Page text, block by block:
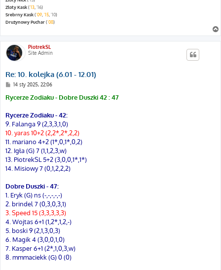
Złoty Kask('13 '16)
Srebrny Kask('09 '15 '10)
Drużynowy Puchar('08)
PiotrekSL
Site Admin
Re: 10. kolejka (6.01 - 12.01)
P
s
t
14 sty 2025, 22:06
Rycerze Zodiaku - Dobre Duszki 42 : 47
Rycerze Zodiaku - 42:
9. Falanga 9 (2,3,3,1,0)
10. yaras 10+2 (2,2*,2*,2,2)
11. mariano 4+2 (1*,0,1*,0,2)
12. Igła (G) 7 (1,1,2,3,w)
13. PiotrekSL 5+2 (3,0,0,1*,1*)
14. Misiowy 7 (0,1,2,2,2)
Dobre Duszki - 47:
1. Eryk (G) ns (-,-,-,-,-)
2. brindel 7 (0,3,0,3,1)
3. Speed 15 (3,3,3,3,3)
4. Wojtas 6+1 (1,2*,1,2,-)
5. boski 9 (2,1,3,0,3)
6. Magik 4 (3,0,0,1,0)
7. Kasper 6+1 (2*,1,0,3,w)
8. mmmaciekk (G) 0 (0)